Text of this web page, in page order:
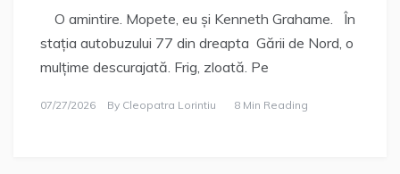
O amintire. Mopete, eu și Kenneth Grahame. În
stația autobuzului 77 din dreapta Gării de Nord, o
mulțime descurajată. Frig, zloată. Pe
07/27/2026 By Cleopatra Lorintiu 8 Min Reading